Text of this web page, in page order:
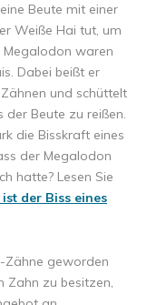
Beute mit einer
Weiße Hai tut, um
waren
Dabei beißt er
und schüttelt
der Beute zu reißen.
die Bisskraft eines
der Megalodon
hatte? Lesen Sie
der Biss eines
Zähne geworden
Zahn zu besitzen,